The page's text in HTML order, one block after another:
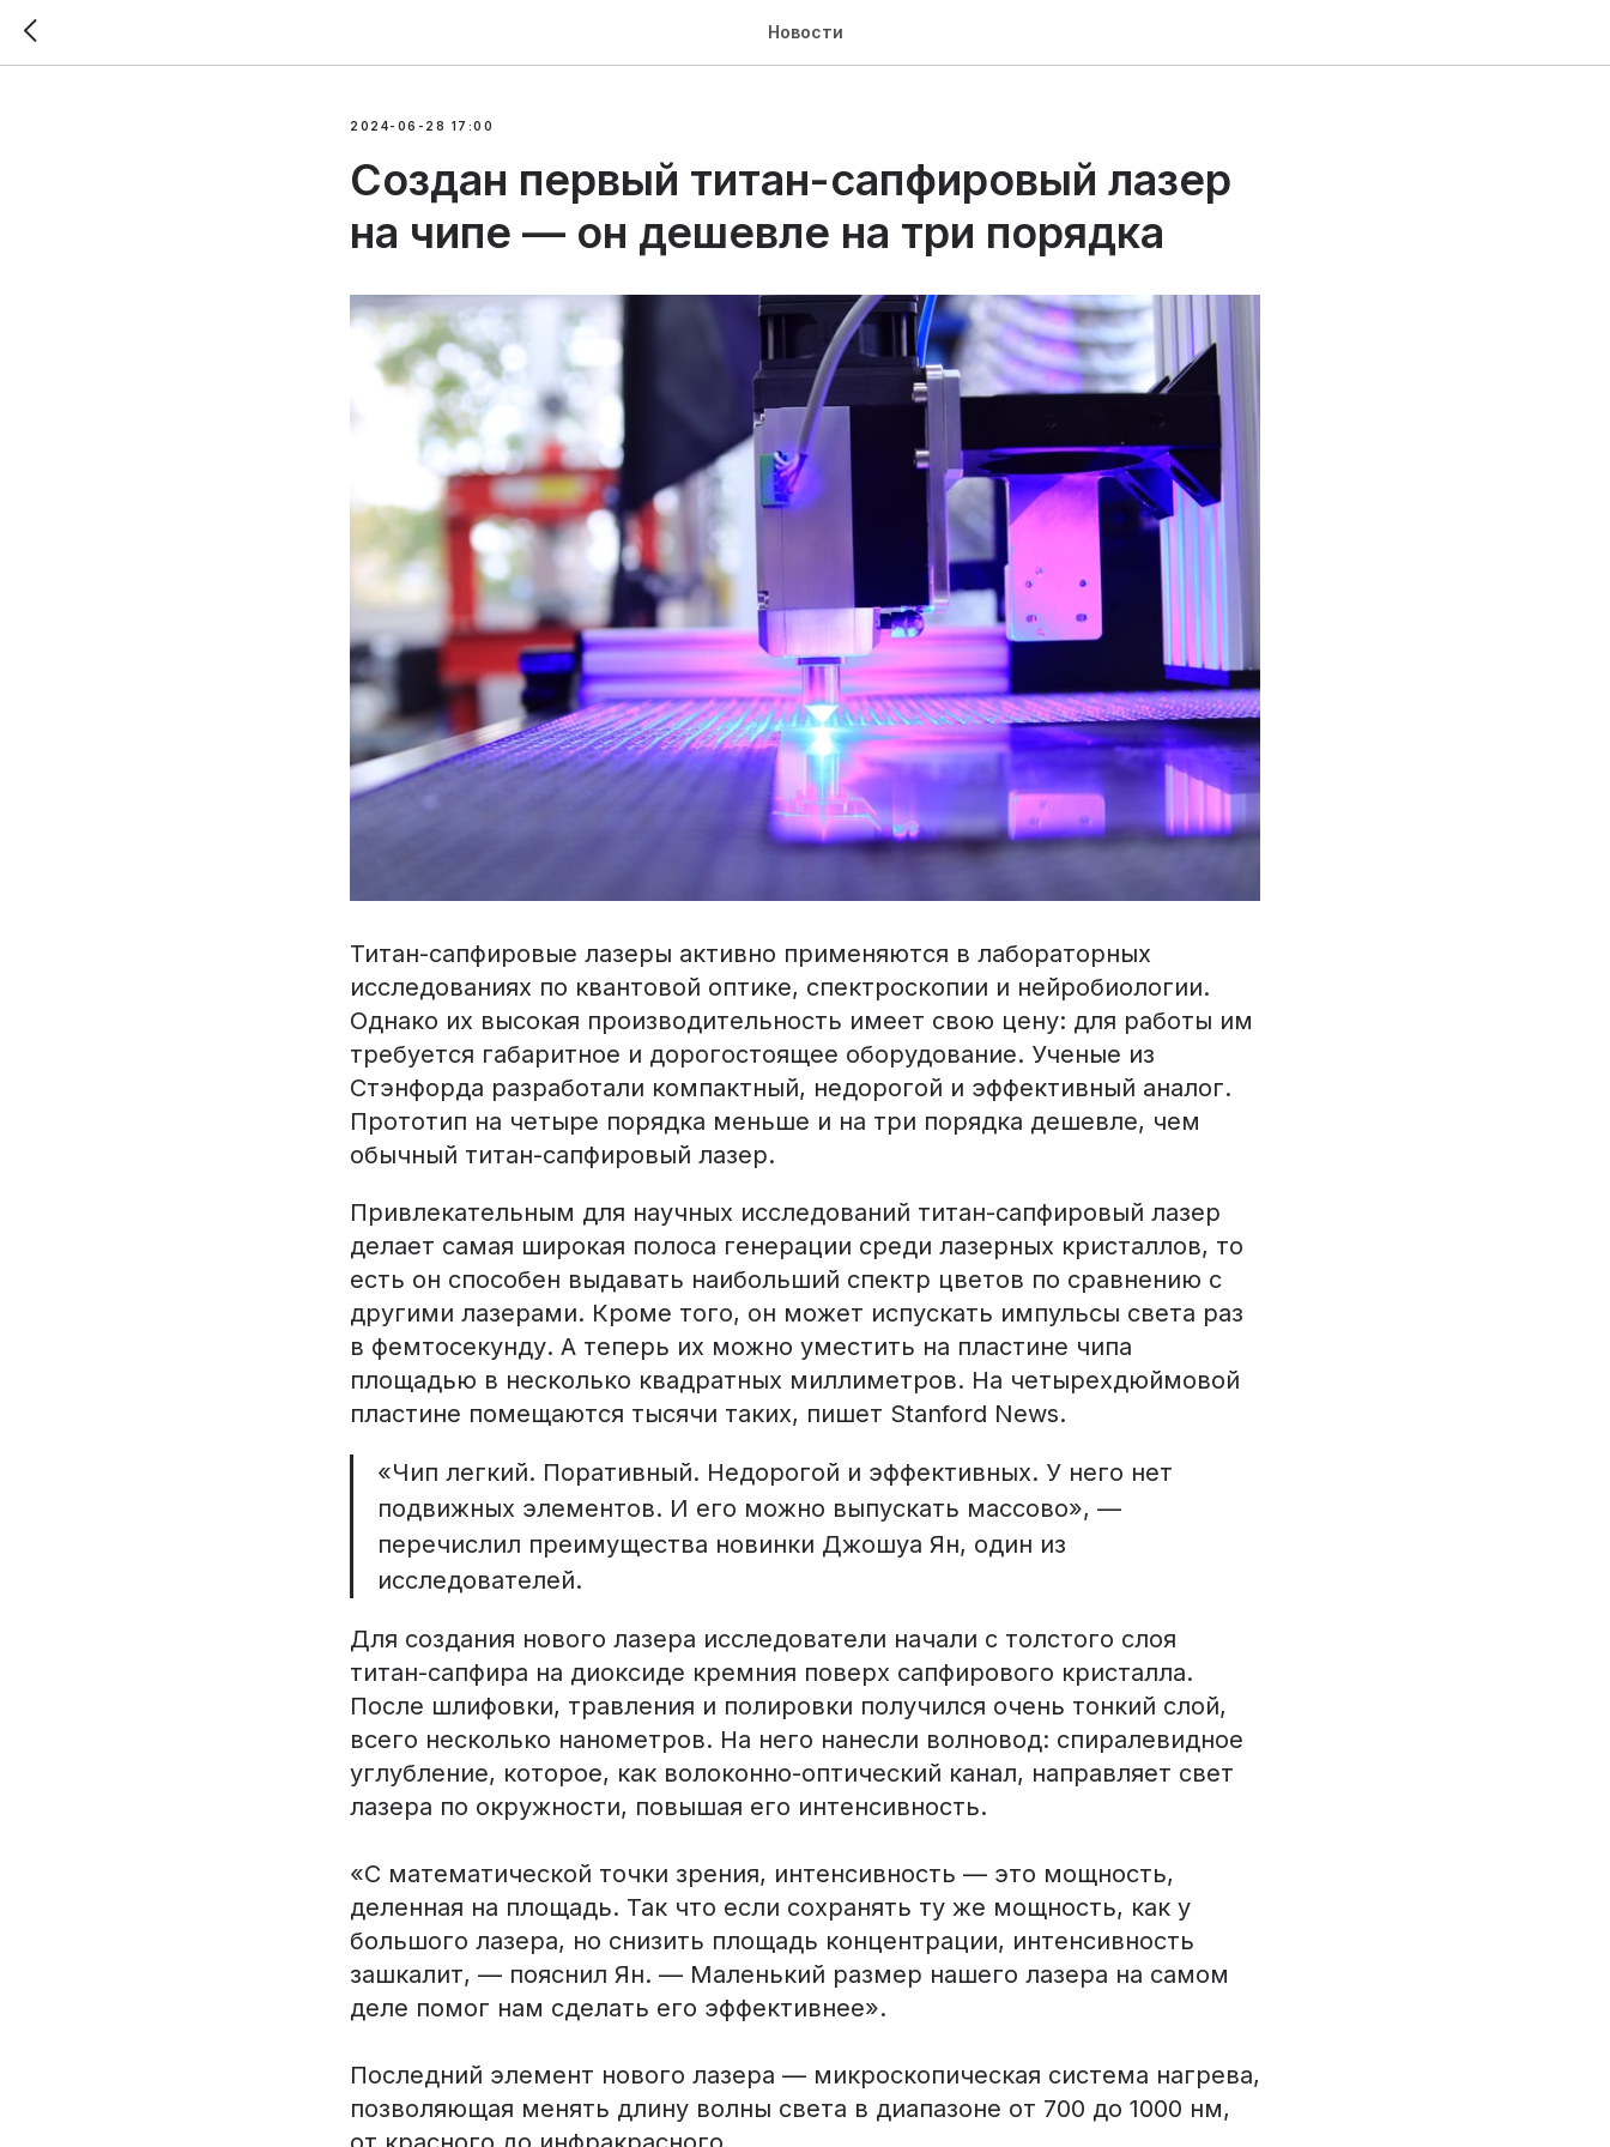
Новости
2024-06-28 17:00
Создан первый титан-сапфировый лазер
на чипе — он дешевле на три порядка
Титан-сапфировые лазеры активно применяются в лабораторных
исследованиях по квантовой оптике, спектроскопии и нейробиологии.
Однако их высокая производительность имеет свою цену: для работы им
требуется габаритное и дорогостоящее оборудование. Ученые из
Стэнфорда разработали компактный, недорогой и эффективный аналог.
Прототип на четыре порядка меньше и на три порядка дешевле, чем
обычный титан-сапфировый лазер.
Привлекательным для научных исследований титан-сапфировый лазер
делает самая широкая полоса генерации среди лазерных кристаллов, то
есть он способен выдавать наибольший спектр цветов по сравнению с
другими лазерами. Кроме того, он может испускать импульсы света раз
в фемтосекунду. А теперь их можно уместить на пластине чипа
площадью в несколько квадратных миллиметров. На четырехдюймовой
пластине помещаются тысячи таких, пишет Stanford News.
«Чип легкий. Поративный. Недорогой и эффективных. У него нет
подвижных элементов. И его можно выпускать массово», —
перечислил преимущества новинки Джошуа Ян, один из
исследователей.
Для создания нового лазера исследователи начали с толстого слоя
титан-сапфира на диоксиде кремния поверх сапфирового кристалла.
После шлифовки, травления и полировки получился очень тонкий слой,
всего несколько нанометров. На него нанесли волновод: спиралевидное
углубление, которое, как волоконно-оптический канал, направляет свет
лазера по окружности, повышая его интенсивность.
«С математической точки зрения, интенсивность — это мощность,
деленная на площадь. Так что если сохранять ту же мощность, как у
большого лазера, но снизить площадь концентрации, интенсивность
зашкалит, — пояснил Ян. — Маленький размер нашего лазера на самом
деле помог нам сделать его эффективнее».
Последний элемент нового лазера — микроскопическая система нагрева,
позволяющая менять длину волны света в диапазоне от 700 до 1000 нм,